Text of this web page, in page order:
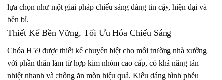
lựa chọn như một giải pháp chiếu sáng đáng tin cậy, hiện đại và
bền bỉ.
Thiết Kế Bền Vững, Tối Ưu Hóa Chiếu Sáng
Chóa H59 được thiết kế chuyên biệt cho môi trường nhà xưởng
với phần thân làm từ hợp kim nhôm cao cấp, có khả năng tản
nhiệt nhanh và chống ăn mòn hiệu quả. Kiểu dáng hình phễu